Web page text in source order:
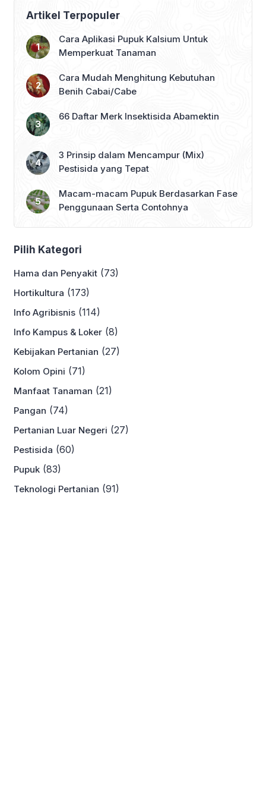
Artikel Terpopuler
Cara Aplikasi Pupuk Kalsium Untuk
Memperkuat Tanaman
Cara Mudah Menghitung Kebutuhan
Benih Cabai/Cabe
66 Daftar Merk Insektisida Abamektin
3 Prinsip dalam Mencampur (Mix)
Pestisida yang Tepat
Macam-macam Pupuk Berdasarkan Fase
Penggunaan Serta Contohnya
Pilih Kategori
Hama dan Penyakit (73)
Hortikultura (173)
Info Agribisnis (114)
Info Kampus & Loker (8)
Kebijakan Pertanian (27)
Kolom Opini (71)
Manfaat Tanaman (21)
Pangan (74)
Pertanian Luar Negeri (27)
Pestisida (60)
Pupuk (83)
Teknologi Pertanian (91)